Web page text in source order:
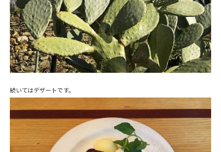
続いてはデザートです。